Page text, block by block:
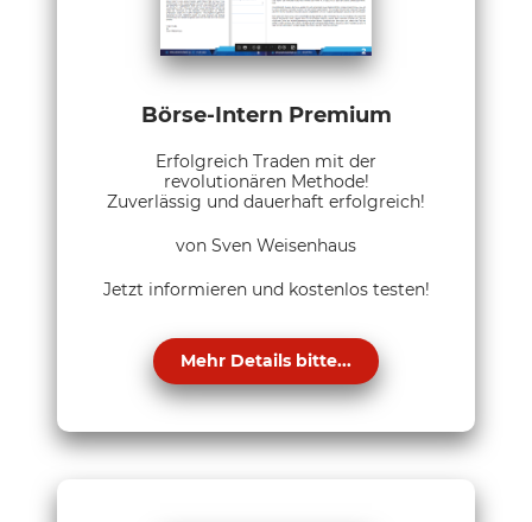
Börse-Intern Premium
Erfolgreich Traden mit der
revolutionären Methode!
Zuverlässig und dauerhaft erfolgreich!
von Sven Weisenhaus
Jetzt informieren und kostenlos testen!
Mehr Details bitte...